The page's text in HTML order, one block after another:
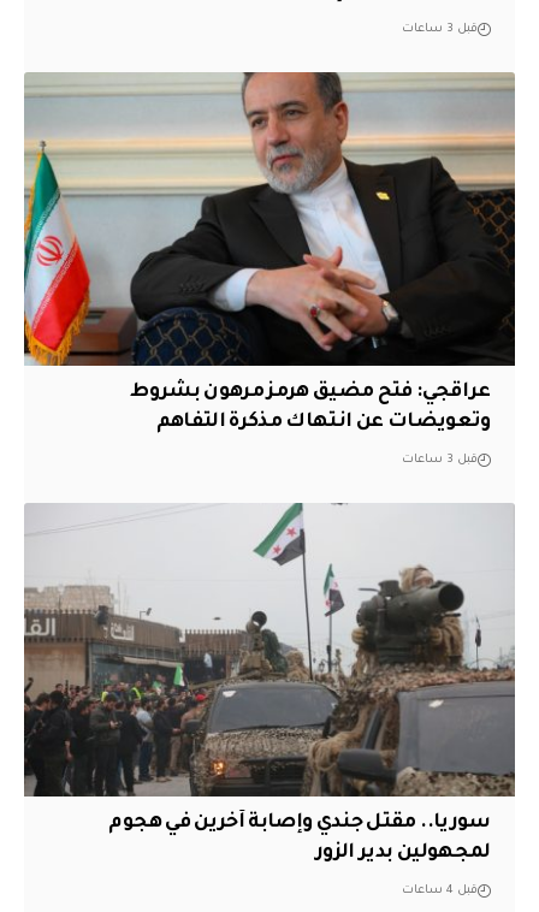
قبل 3 ساعات
عراقجي: فتح مضيق هرمز مرهون بشروط
وتعويضات عن انتهاك مذكرة التفاهم
قبل 3 ساعات
سوريا.. مقتل جندي وإصابة آخرين في هجوم
لمجهولين بدير الزور
قبل 4 ساعات